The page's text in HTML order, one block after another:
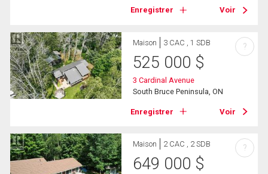
Enregistrer Voir
Maison 3 CAC , 1 SDB
525 000 $
3 Cardinal Avenue
South Bruce Peninsula, ON
Enregistrer Voir
?
Maison 2 CAC , 2 SDB
649 000 $
?